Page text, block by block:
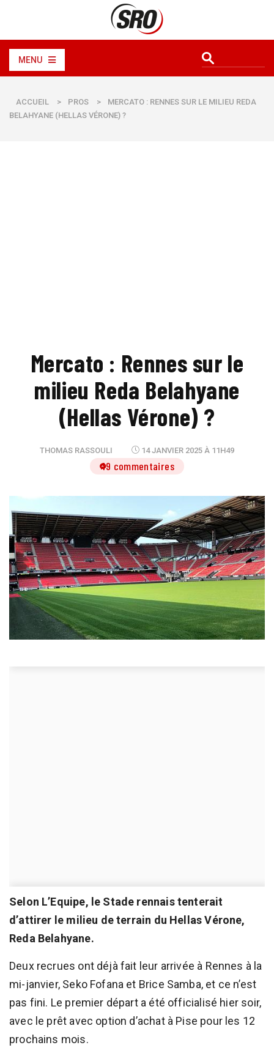
MENU
ACCUEIL > PROS >
MERCATO : RENNES SUR LE MILIEU REDA
BELAHYANE (HELLAS VÉRONE) ?
Mercato : Rennes sur le
milieu Reda Belahyane
(Hellas Vérone) ?
THOMAS RASSOULI 14 JANVIER 2025 À 11H49
19 commentaires
Selon L’Equipe, le Stade rennais tenterait
d’attirer le milieu de terrain du Hellas Vérone,
Reda Belahyane.
Deux recrues ont déjà fait leur arrivée à Rennes à la
mi-janvier, Seko Fofana et Brice Samba, et ce n’est
pas fini. Le premier départ a été officialisé hier soir,
avec le prêt avec option d’achat à Pise pour les 12
prochains mois.